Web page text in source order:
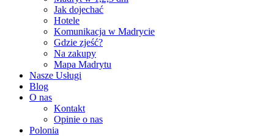
Jak dojechać
Hotele
Komunikacja w Madrycie
Gdzie zjeść?
Na zakupy
Mapa Madrytu
Nasze Usługi
Blog
O nas
Kontakt
Opinie o nas
Polonia